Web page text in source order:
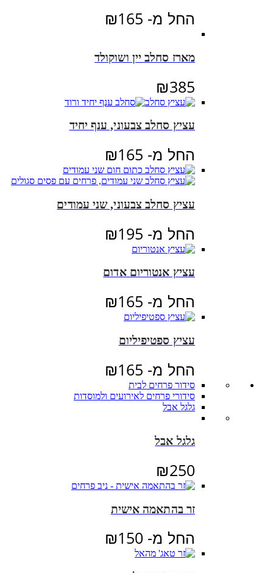
החל מ- ₪165
מארז סחלב יין ושוקולד
₪385
עציץ סחלב צבעוני, ענף יחיד
החל מ- ₪165
עציץ סחלב צבעוני, שני עמודים
החל מ- ₪195
עציץ אנטוריום אדום
החל מ- ₪165
עציץ ספטיפיליום
החל מ- ₪165
סידור פרחים לבית
סידורי פרחים לאירועים ולמוסדות
גלגל אבל
גלגל אבל
₪250
זר בהתאמה אישית
החל מ- ₪150